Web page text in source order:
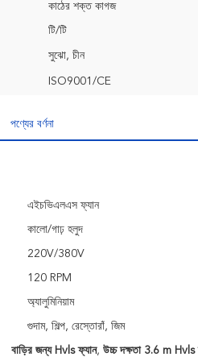
কাঠের শক্ত কাগজ
টি/টি
সুঝো, চীন
ISO9001/CE
পণ্যের বর্ণনা
এইচভিএলএস ফ্যান
কালো/গাঢ় হলুদ
220V/380V
120 RPM
অ্যালুমিনিয়াম
গুদাম, শিল্প, রেস্তোরাঁ, জিম
বাড়ির জন্য Hvls ফ্যান, উচ্চ দক্ষতা 3.6 m Hvls